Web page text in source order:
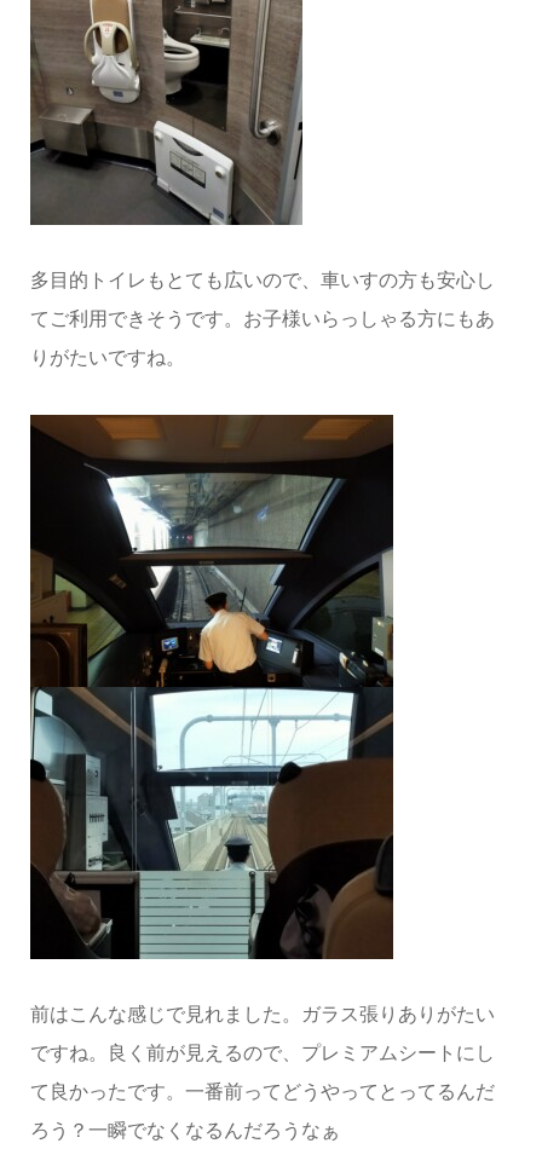
多目的トイレもとても広いので、車いすの方も安心し
てご利用できそうです。お子様いらっしゃる方にもあ
りがたいですね。
前はこんな感じで見れました。ガラス張りありがたい
ですね。良く前が見えるので、プレミアムシートにし
て良かったです。一番前ってどうやってとってるんだ
ろう？一瞬でなくなるんだろうなぁ